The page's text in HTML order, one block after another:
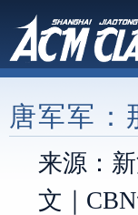
唐军军：
来源：
文｜